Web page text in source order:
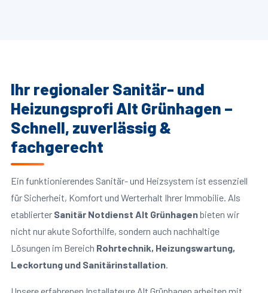
Ihr regionaler Sanitär- und
Heizungsprofi Alt Grünhagen –
Schnell, zuverlässig &
fachgerecht
Ein funktionierendes Sanitär- und Heizsystem ist essenziell
für Sicherheit, Komfort und Werterhalt Ihrer Immobilie. Als
etablierter Sanitär Notdienst Alt Grünhagenbieten wir
nicht nur akute Soforthilfe, sondern auch nachhaltige
Lösungen im Bereich Rohrtechnik, Heizungswartung,
Leckortung und Sanitärinstallation.